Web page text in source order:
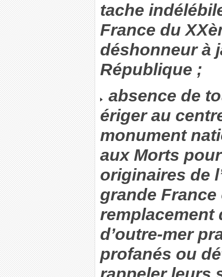
tache
France du
déshonneur à
République ;
absence de
ériger au
monument
aux Morts
originaires de
grande
remplacement
d’outre-mer
profanés ou